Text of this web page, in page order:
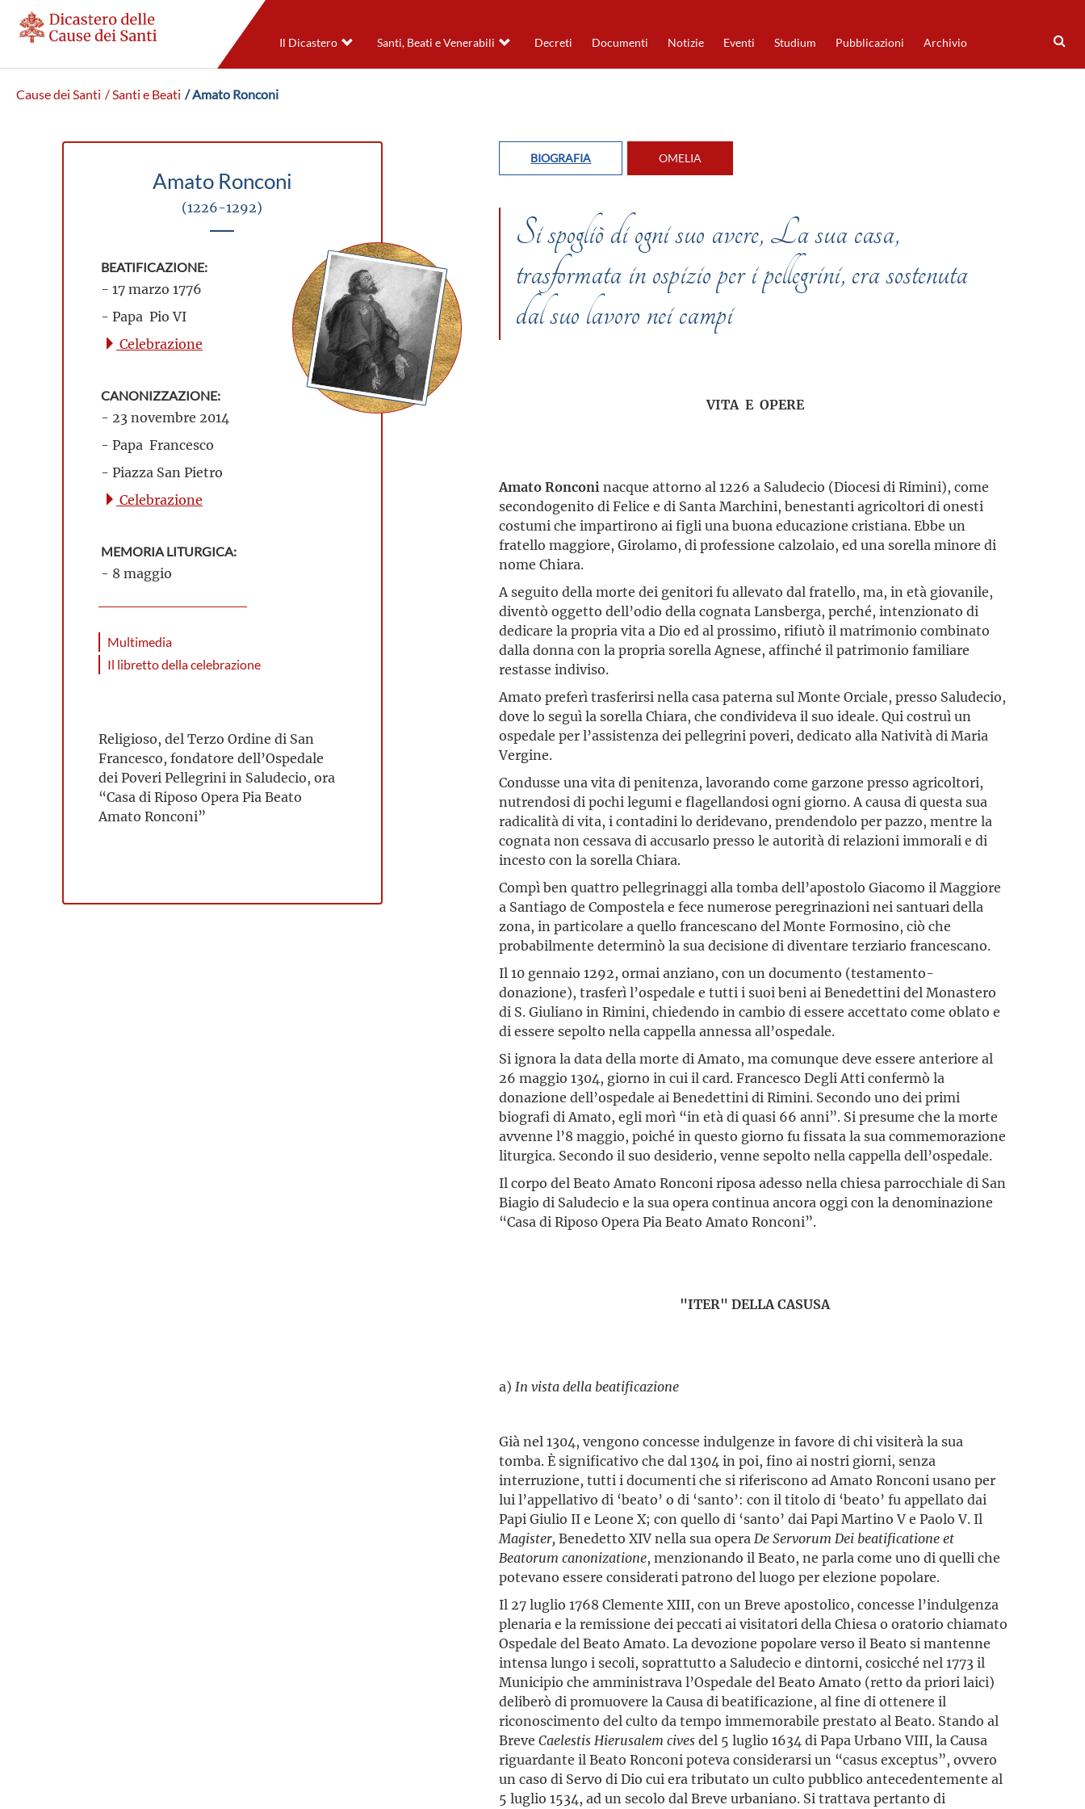
Il Dicastero Santi, Beati e Venerabili Decreti Documenti Notizie Eventi Studium Pubblicazioni Archivio
Cause dei Santi / Santi e Beati / Amato Ronconi
Amato Ronconi
(1226-1292)
BEATIFICAZIONE:
- 17 marzo 1776
- Papa Pio VI
Celebrazione
CANONIZZAZIONE:
- 23 novembre 2014
- Papa Francesco
- Piazza San Pietro
Celebrazione
MEMORIA LITURGICA:
- 8 maggio
Multimedia
Il libretto della celebrazione
Religioso, del Terzo Ordine di San
Francesco, fondatore dell’Ospedale
dei Poveri Pellegrini in Saludecio, ora
“Casa di Riposo Opera Pia Beato
Amato Ronconi”
BIOGRAFIA OMELIA
Si spogliò di ogni suo avere, La sua casa,
trasformata in ospizio per i pellegrini, era sostenuta
dal suo lavoro nei campi
VITA E OPERE
Amato Ronconi nacque attorno al 1226 a Saludecio (Diocesi di Rimini), come
secondogenito di Felice e di Santa Marchini, benestanti agricoltori di onesti
costumi che impartirono ai figli una buona educazione cristiana. Ebbe un
fratello maggiore, Girolamo, di professione calzolaio, ed una sorella minore di
nome Chiara.
A seguito della morte dei genitori fu allevato dal fratello, ma, in età giovanile,
diventò oggetto dell’odio della cognata Lans­berga, perché, intenzionato di
dedicare la propria vita a Dio ed al prossimo, rifiutò il matrimonio combinato
dalla donna con la propria sorella Agnese, affinché il patrimonio familiare
restasse indiviso.
Amato preferì trasferirsi nella casa paterna sul Monte Orciale, presso Saludecio,
dove lo seguì la sorella Chiara, che condivideva il suo ideale. Qui costruì un
ospedale per l’assistenza dei pellegrini poveri, dedicato alla Natività di Maria
Vergine.
Condusse una vita di penitenza, lavorando come garzone presso agricoltori,
nutrendosi di pochi legumi e flagellandosi ogni giorno. A causa di questa sua
radicalità di vita, i contadini lo deridevano, prendendolo per pazzo, mentre la
cognata non cessava di accusarlo presso le autorità di relazioni immorali e di
incesto con la sorella Chiara.
Compì ben quattro pellegrinaggi alla tomba dell’apostolo Giacomo il Maggiore
a Santiago de Compostela e fece numerose peregrinazioni nei santuari della
zona, in particolare a quello francescano del Monte Formosino, ciò che
probabilmente determinò la sua decisione di diventare terziario francescano.
Il 10 gennaio 1292, ormai anziano, con un documento (testamento-
donazione), trasferì l’ospedale e tutti i suoi beni ai Benedettini del Monastero
di S. Giuliano in Rimini, chiedendo in cambio di essere accettato come oblato e
di essere sepolto nella cappella annessa all’ospedale.
Si ignora la data della morte di Amato, ma comunque deve essere anteriore al
26 maggio 1304, giorno in cui il card. Francesco Degli Atti confermò la
donazione dell’ospedale ai Benedettini di Rimini. Secondo uno dei primi
biografi di Amato, egli morì “in età di quasi 66 anni”. Si presume che la morte
avvenne l’8 maggio, poiché in questo giorno fu fissata la sua commemorazione
liturgica. Secondo il suo desiderio, venne sepolto nella cappella dell’ospedale.
Il corpo del Beato Amato Ronconi riposa adesso nella chiesa parrocchiale di San
Biagio di Saludecio e la sua opera continua ancora oggi con la denominazione
“Casa di Riposo Opera Pia Beato Amato Ronconi”.
"ITER" DELLA CASUSA
a) In vista della beatificazione
Già nel 1304, vengono concesse indulgenze in favore di chi visiterà la sua
tomba. È significativo che dal 1304 in poi, fino ai nostri giorni, senza
interruzione, tutti i documenti che si riferiscono ad Amato Ronconi usano per
lui l’appellativo di ‘beato’ o di ‘santo’: con il titolo di ‘beato’ fu appellato dai
Papi Giulio II e Leone X; con quello di ‘santo’ dai Papi Martino V e Paolo V. Il
Magister,Benedetto XIV nella sua opera De Servorum Dei beatificatione et
Beatorum canonizatione, menzionando il Beato, ne parla come uno di quelli che
potevano essere considerati patrono del luogo per elezione popolare.
Il 27 luglio 1768 Clemente XIII, con un Breve apostolico, concesse l’indulgenza
plenaria e la remissione dei peccati ai visitatori della Chiesa o oratorio chiamato
Ospedale del Beato Amato. La devozione popolare verso il Beato si mantenne
intensa lungo i secoli, soprattutto a Saludecio e dintorni, cosicché nel 1773 il
Municipio che amministrava l’Ospedale del Beato Amato (retto da priori laici)
deliberò di promuovere la Causa di beatificazione, al fine di ottenere il
riconoscimento del culto da tempo immemorabile prestato al Beato. Stando al
BreveCaelestis Hierusalem civesdel 5 luglio 1634 di Papa Urbano VIII, la Causa
riguardante il Beato Ronconi poteva considerarsi un “casus exceptus”, ovvero
un caso di Servo di Dio cui era tributato un culto pubblico antecedentemente al
5 luglio 1534, ad un secolo dal Breve urbaniano. Si trattava pertanto di